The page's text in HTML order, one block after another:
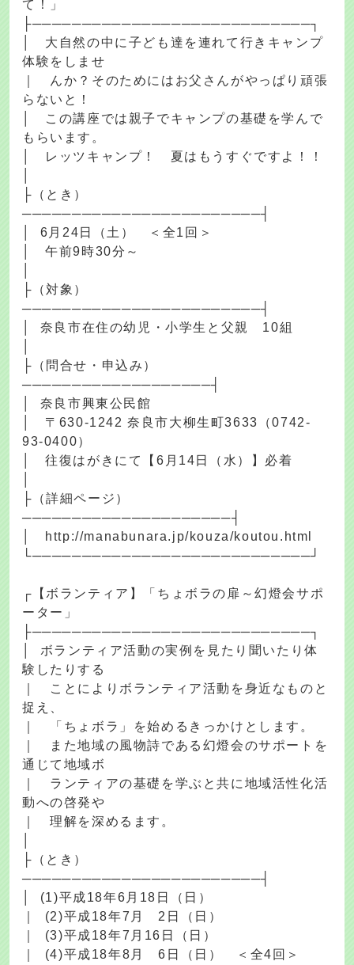
て！」
├────────────────────────────┐
│ 大自然の中に子ども達を連れて行きキャンプ
体験をしませ
｜ んか？そのためにはお父さんがやっぱり頑張
らないと！
│ この講座では親子でキャンプの基礎を学んで
もらいます。
│ レッツキャンプ！ 夏はもうすぐですよ！！
├（とき）
────────────────────────┤
│ 6月24日（土） ＜全1回＞
│ 午前9時30分～
├（対象）
────────────────────────┤
│ 奈良市在住の幼児・小学生と父親 10組
├（問合せ・申込み）
───────────────────┤
│ 奈良市興東公民館
│ 〒630-1242 奈良市大柳生町3633（0742-
93-0400）
│ 往復はがきにて【6月14日（水）】必着
├（詳細ページ）
─────────────────────┤
│ http://manabunara.jp/kouza/koutou.html
└────────────────────────────┘
┌【ボランティア】「ちょボラの扉～幻燈会サポ
ーター」
├────────────────────────────┐
│ ボランティア活動の実例を見たり聞いたり体
験したりする
｜ ことによりボランティア活動を身近なものと
捉え、
｜ 「ちょボラ」を始めるきっかけとします。
｜ また地域の風物詩である幻燈会のサポートを
通じて地域ボ
｜ ランティアの基礎を学ぶと共に地域活性化活
動への啓発や
｜ 理解を深めるます。
├（とき）
────────────────────────┤
│ (1)平成18年6月18日（日）
｜ (2)平成18年7月 2日（日）
｜ (3)平成18年7月16日（日）
｜ (4)平成18年8月 6日（日） ＜全4回＞